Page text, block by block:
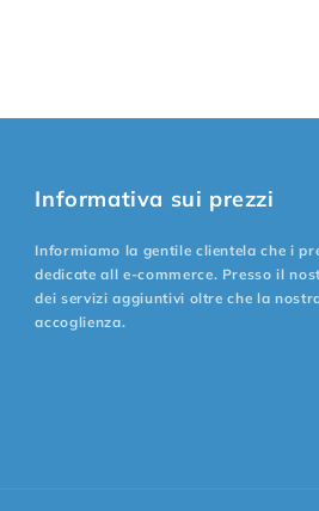
Informativa sui prezzi
Informiamo la gentile clientela che i
dedicate all e-commerce. Presso il
dei servizi aggiuntivi oltre che la
accoglienza.